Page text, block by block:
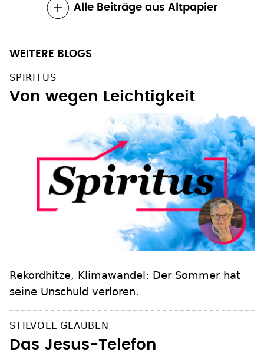
Alle Beiträge aus Altpapier
WEITERE BLOGS
SPIRITUS
Von wegen Leichtigkeit
Rekordhitze, Klimawandel: Der Sommer hat
seine Unschuld verloren.
STILVOLL GLAUBEN
Das Jesus-Telefon